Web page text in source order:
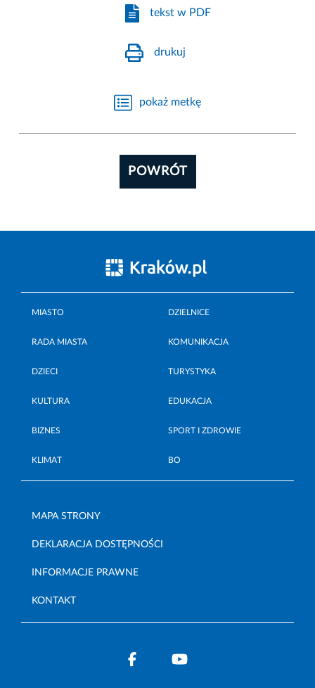
tekst w PDF
drukuj
pokaż metkę
POWRÓT
MIASTO DZIELNICE
RADA MIASTA KOMUNIKACJA
DZIECI TURYSTYKA
KULTURA EDUKACJA
BIZNES SPORT I ZDROWIE
KLIMAT BO
MAPA STRONY
DEKLARACJA DOSTĘPNOŚCI
INFORMACJE PRAWNE
KONTAKT